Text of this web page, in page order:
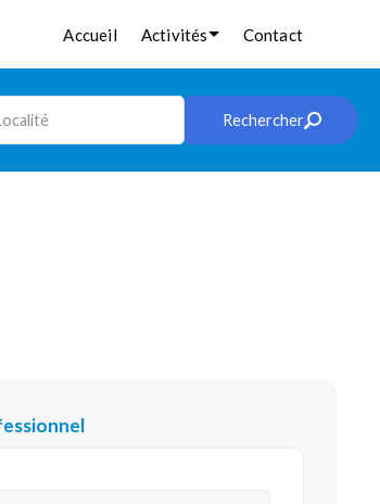
Accueil Activités Contact
Rechercher